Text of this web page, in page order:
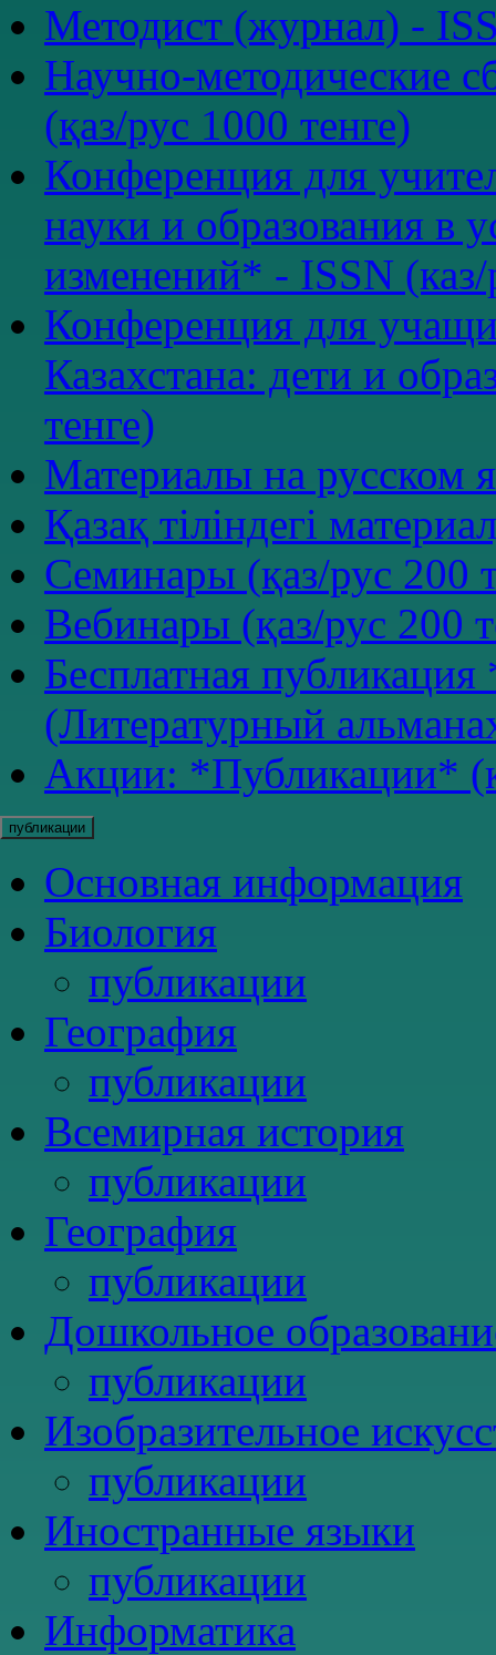
Методист (журнал) -
Научно-методические
(қаз/рус 1000 тенге)
Конференция для
науки и образования в
изменений* - ISSN (каз/
Конференция для
Казахстана: дети и
тенге)
Материалы на русском
Қазақ тіліндегі
Семинары (қаз/рус 200
Вебинары (қаз/рус 200
Бесплатная
(Литературный
Акции: *Публикации*
публикации
Основная информация
Биология
публикации
География
публикации
Всемирная история
публикации
География
публикации
Дошкольное
публикации
Изобразительное
публикации
Иностранные языки
публикации
Информатика